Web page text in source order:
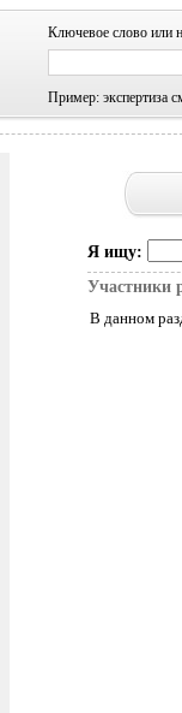
Ключевое слово или
Пример: экспертиза
Я ищу:
Участники
В данном